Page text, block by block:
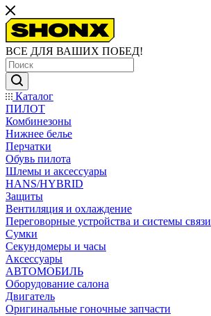
ВСЕ ДЛЯ ВАШИХ ПОБЕД!
Каталог
ПИЛОТ
Комбинезоны
Нижнее белье
Перчатки
Обувь пилота
Шлемы и аксессуары
HANS/HYBRID
Защиты
Вентиляция и охлаждение
Переговорные устройства и системы связи
Сумки
Секундомеры и часы
Аксессуары
АВТОМОБИЛЬ
Оборудование салона
Двигатель
Оригинальные гоночные запчасти